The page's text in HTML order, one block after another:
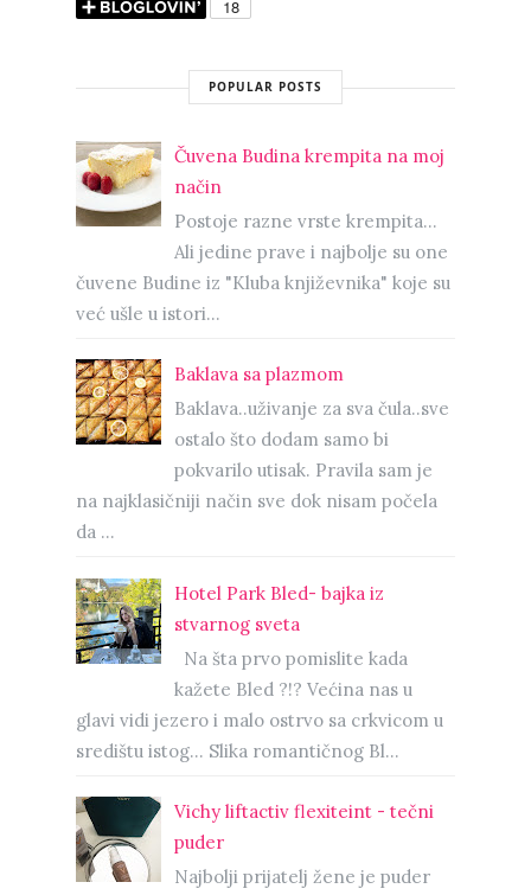
POPULAR POSTS
Čuvena Budina krempita na moj
način
Postoje razne vrste krempita...
Ali jedine prave i najbolje su one
čuvene Budine iz "Kluba književnika" koje su
već ušle u istori...
Baklava sa plazmom
Baklava..uživanje za sva čula..sve
ostalo što dodam samo bi
pokvarilo utisak. Pravila sam je
na najklasičniji način sve dok nisam počela
da ...
Hotel Park Bled- bajka iz
stvarnog sveta
Na šta prvo pomislite kada
kažete Bled ?!? Većina nas u
glavi vidi jezero i malo ostrvo sa crkvicom u
središtu istog… Slika romantičnog Bl...
Vichy liftactiv flexiteint - tečni
puder
Najbolji prijatelj žene je puder